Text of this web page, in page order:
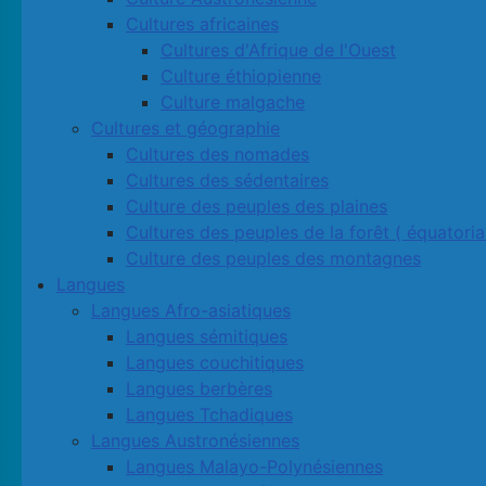
Cultures africaines
Cultures d'Afrique de l'Ouest
Culture éthiopienne
Culture malgache
Cultures et géographie
Cultures des nomades
Cultures des sédentaires
Culture des peuples des plaines
Cultures des peuples de la forêt (
Culture des peuples des montagnes
Langues
Langues Afro-asiatiques
Langues sémitiques
Langues couchitiques
Langues berbères
Langues Tchadiques
Langues Austronésiennes
Langues Malayo-Polynésiennes